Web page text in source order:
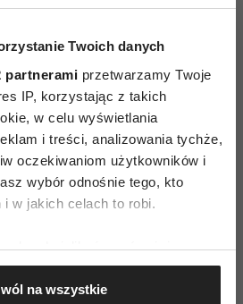
Twoich danych
partnerami przetwarzamy Twoje
IP, korzystając z takich
w celu wyświetlania
i treści, analizowania tychże,
oczekiwaniom użytkowników i
wybór odnośnie tego, kto
i w jakich celach to robi.
chcielibyśmy również:
dotyczące Twojej lokalizacji
nawet do kilku metrów
na wszystkie
marchewką. Zaczął się
je w prostej wersji
ugotowane zjadam
które rozlewa się po
No i rabarbar! Ten, który
zrobił furorę wśród
kawałki, gotuję i osładzam
a na wierzch kładę